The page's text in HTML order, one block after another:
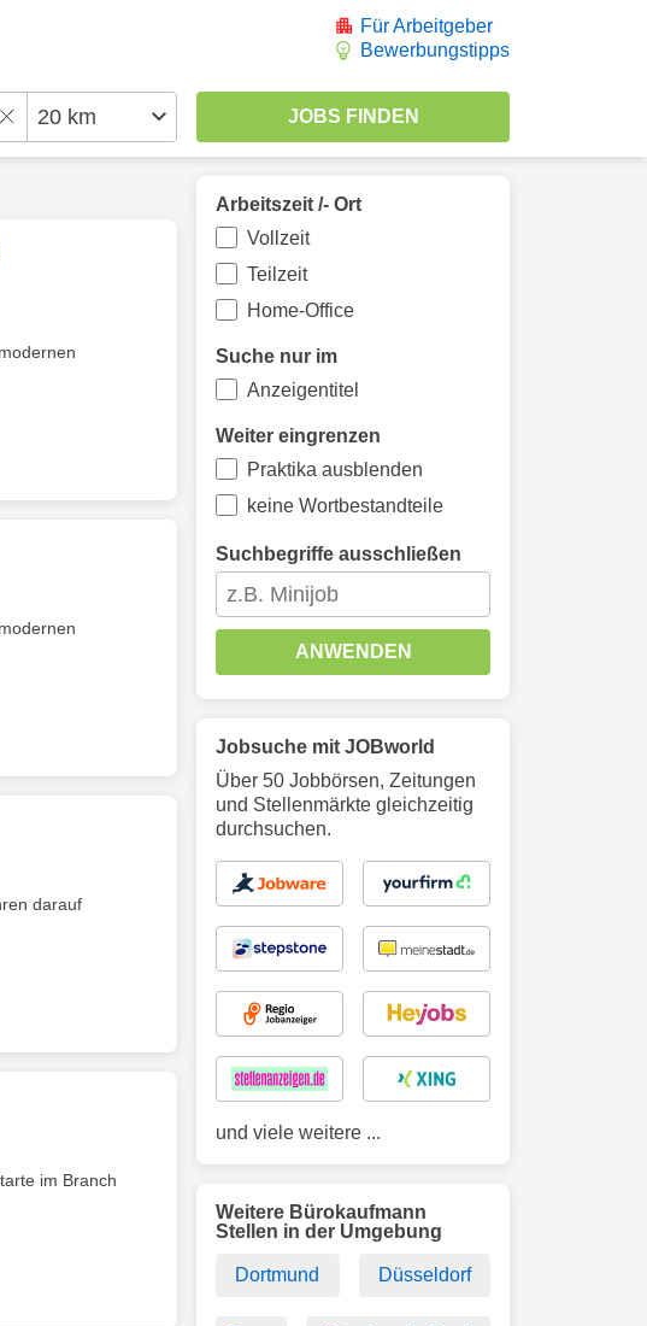
Für Arbeitgeber
Bewerbungstipps
darauf
im Branch
Arbeitszeit /- Ort
Vollzeit
Teilzeit
Home-Office
Suche nur im
Anzeigentitel
Weiter eingrenzen
Praktika ausblenden
keine Wortbestandteile
Suchbegriffe ausschließen
ANWENDEN
Jobsuche mit JOBworld
Über 50 Jobbörsen, Zeitungen
und Stellenmärkte gleichzeitig
durchsuchen.
und viele weitere ...
Weitere Bürokaufmann
Stellen in der Umgebung
Dortmund Düsseldorf